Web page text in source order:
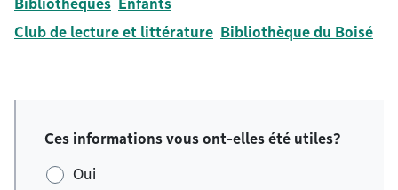
Bibliothèques Enfants
Club de lecture et littérature Bibliothèque du Boisé
Ces informations vous ont-elles été utiles?
Oui